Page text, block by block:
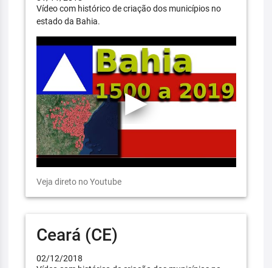
Vídeo com histórico de criação dos municípios no
estado da Bahia.
Veja direto no Youtube
Ceará (CE)
02/12/2018